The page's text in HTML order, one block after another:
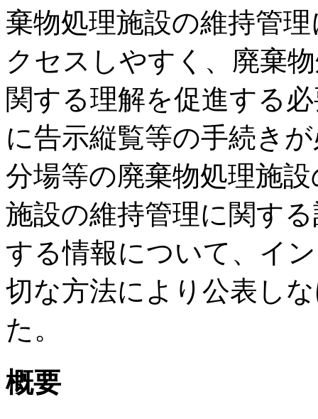
棄物処理施設の維持管
クセスしやすく、廃棄
関する理解を促進する
に告示縦覧等の手続き
分場等の廃棄物処理施
施設の維持管理に関す
する情報について、イ
切な方法により公表し
た。
概要